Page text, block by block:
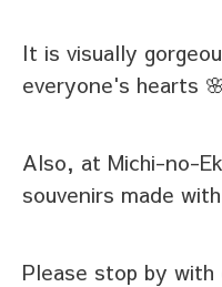
It is visually
everyone's hearts
Also, at Michi-no-
souvenirs made
Please stop by with